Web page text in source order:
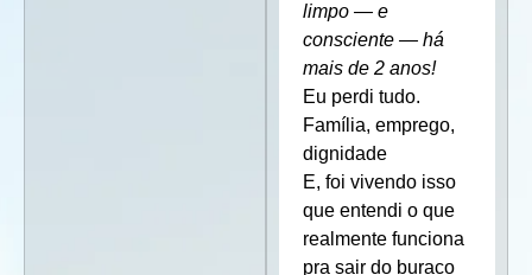
limpo — e
consciente — há
mais de 2 anos!
Eu perdi tudo.
Família, emprego,
dignidade
E, foi vivendo isso
que entendi o que
realmente funciona
pra sair do buraco